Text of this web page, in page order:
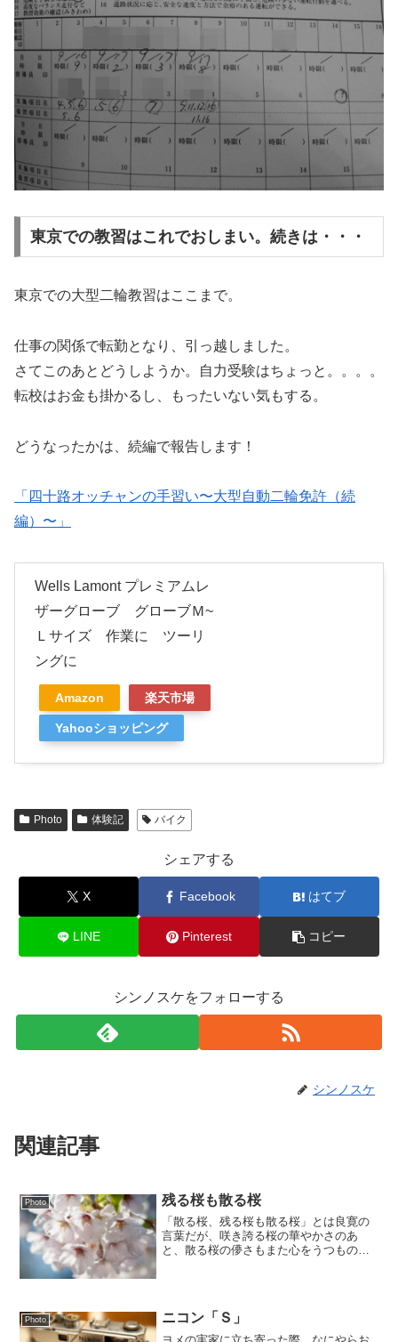
東京での教習はこれでおしまい。続きは・・・
東京での大型二輪教習はここまで。
仕事の関係で転勤となり、引っ越しました。
さてこのあとどうしようか。自力受験はちょっと。。。。
転校はお金も掛かるし、もったいない気もする。
どうなったかは、続編で報告します！
「四十路オッチャンの手習い〜大型自動二輪免許（続
編）〜」
Wells Lamont プレミアムレ
ザーグローブ グローブＭ~
Ｌサイズ 作業に ツーリ
ングに
Amazon 楽天市場
Yahooショッピング
Photo 体験記 バイク
シェアする
X Facebook はてブ
LINE Pinterest コピー
シンノスケをフォローする
シンノスケ
関連記事
Photo 残る桜も散る桜
「散る桜、残る桜も散る桜」とは良寛の
言葉だが、咲き誇る桜の華やかさのあ
と、散る桜の儚さもまた心をうつものが
Photo ニコン「Ｓ」